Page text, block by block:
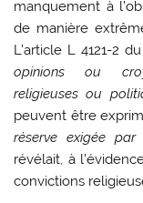
manquement à
de manière
L’article L 4121-2
opinions ou
religieuses ou
peuvent être
réserve exigée par
révélait, à
convictions